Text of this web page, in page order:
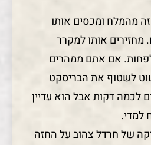
מהמלח ומכסים אותו
מחזירים אותו למקרר
לפחות. אם אתם ממהרים
לשטוף את הבריסקט
לכמה דקות אבל הוא עדיין
למדי.
של חרדל צהוב על החזה